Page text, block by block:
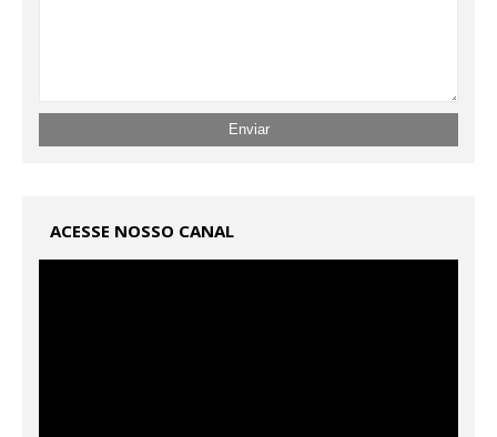
ACESSE NOSSO CANAL